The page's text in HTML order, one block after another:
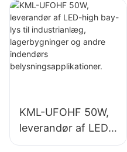
industrianlæg,
lagerbygninger og
andre indendørs
belysningsapplikati
oner.
KML-UFOHF 50W,
leverandør af LED-
high bay-lys til